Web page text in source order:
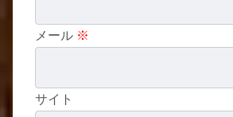
メール ※
サイト